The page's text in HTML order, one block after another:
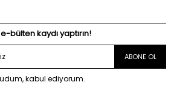
bülten kaydı yaptırın!
ABONE OL
kabul ediyorum.